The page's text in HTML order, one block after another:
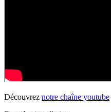
Découvrez notre chaîne youtube